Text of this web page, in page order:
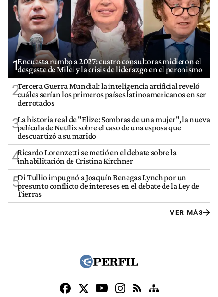
1Encuesta rumbo a 2027: cuatro consultoras midieron el
desgaste de Milei y la crisis de liderazgo en el peronismo
2Tercera Guerra Mundial: la inteligencia artificial reveló
cuáles serían los primeros países latinoamericanos en ser
derrotados
3La historia real de "Elize: Sombras de una mujer", la nueva
película de Netflix sobre el caso de una esposa que
descuartizó a su marido
4Ricardo Lorenzetti se metió en el debate sobre la
inhabilitación de Cristina Kirchner
5Di Tullio impugnó a Joaquín Benegas Lynch por un
presunto conflicto de intereses en el debate de la Ley de
Tierras
VER MÁS